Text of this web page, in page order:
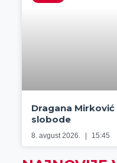
Dragana
slobode
8. avgust 2026. 15:45